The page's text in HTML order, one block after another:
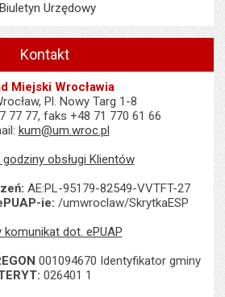
Biuletyn Urzędowy
Kontakt
Miejski Wrocławia
Pl. Nowy Targ 1-8
77 77, faks +48 71 770 61 66
kum@um.wroc.pl
obsługi Klientów
AE:PL-95179-82549-VVTFT-27
ie: /umwroclaw/SkrytkaESP
komunikat dot. ePUAP
001094670 Identyfikator gminy
026401 1